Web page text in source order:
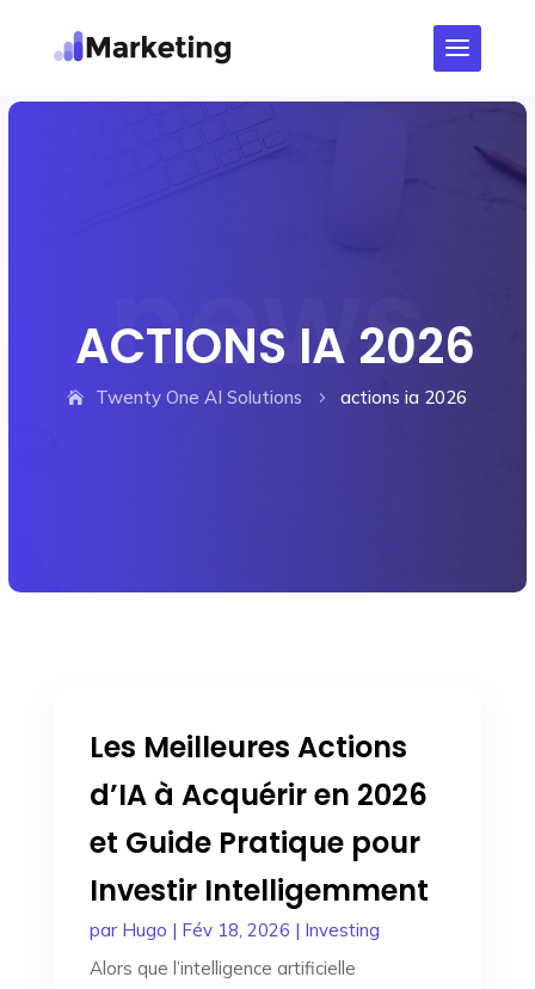
ACTIONS IA 2026
Twenty One AI Solutions 5 actions ia 2026
Les Meilleures Actions
d’IA à Acquérir en 2026
et Guide Pratique pour
Investir Intelligemment
par Hugo | Fév 18, 2026 | Investing
Alors que l’intelligence artificielle